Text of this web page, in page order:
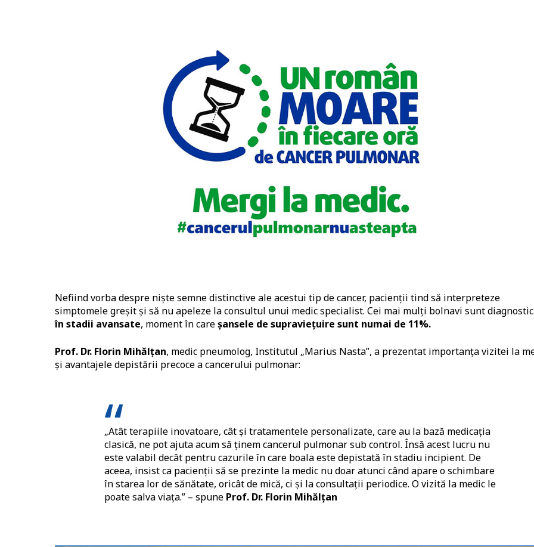
Nefiind vorba despre niște semne distinctive ale acestui tip de cancer, pacienții tind să interpreteze
simptomele greșit și să nu apeleze la consultul unui medic specialist. Cei mai mulți bolnavi sunt
în stadii avansate, moment în careșansele de supraviețuire sunt numai de 11%.
Prof. Dr. Florin Mihălțan, medic pneumolog, Institutul „Marius Nasta”, a prezentat importanța vizitei la
și avantajele depistării precoce a cancerului pulmonar:
„Atât terapiile inovatoare, cât și tratamentele personalizate, care au la bază medicația
clasică, ne pot ajuta acum să ținem cancerul pulmonar sub control. Însă acest lucru nu
este valabil decât pentru cazurile în care boala este depistată în stadiu incipient. De
aceea, insist ca pacienții să se prezinte la medic nu doar atunci când apare o schimbare
în starea lor de sănătate, oricât de mică, ci și la consultații periodice. O vizită la medic le
poate salva viața.” – spune Prof. Dr. Florin Mihălțan